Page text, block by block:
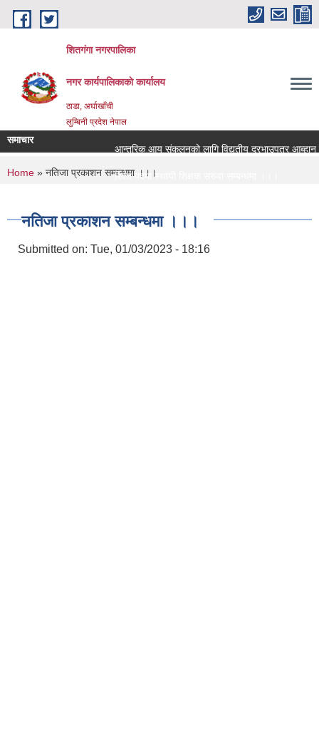
Skip to main content
शितगंगा नगरपालिका
नगर कार्यपालिकाकाे कार्यालय
ठाडा, अर्घाखाँची
लुम्बिनी प्रदेश नेपाल
समाचार
आन्तरिक आय संकलनको लागि विद्युतीय दरभाउपत्र आब्हान
रिक्त पदमा स्थायी शिक्षक सरुवा सम्बन्धमा ।।।
You are here
Home » नतिजा प्रकाशन सम्बन्धमा ।।।
नतिजा प्रकाशन सम्बन्धमा ।।।
Submitted on: Tue, 01/03/2023 - 18:16